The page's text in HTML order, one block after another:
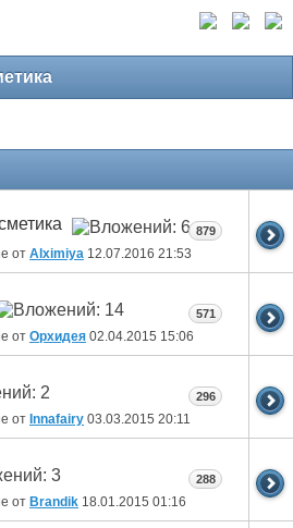
от Alximiya 12.07.2016 21:53
879
от Орхидея 02.04.2015 15:06
571
от Innafairy 03.03.2015 20:11
296
от Brandik 18.01.2015 01:16
288